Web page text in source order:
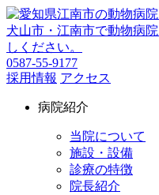
0587-55-9177
採用情報 アクセス
病院紹介
当院について
施設・設備
診療の特徴
院長紹介